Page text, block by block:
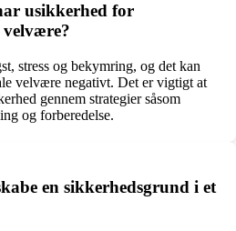
usikkerhed for
velvære?
stress og bekymring, og det kan
velvære negativt. Det er vigtigt at
gennem strategier såsom
og forberedelse.
en sikkerhedsgrund i et